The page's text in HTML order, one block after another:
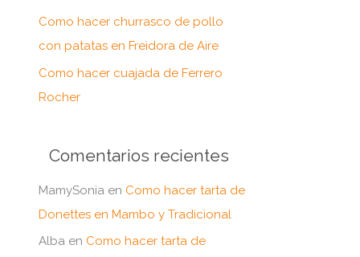
Como hacer churrasco de pollo
con patatas en Freidora de Aire
Como hacer cuajada de Ferrero
Rocher
Comentarios recientes
MamySonia en Como hacer tarta de
Donettes en Mambo y Tradicional
Alba en Como hacer tarta de